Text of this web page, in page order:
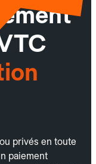
privés en toute
paiement